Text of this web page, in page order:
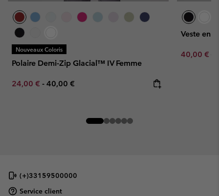
Nouveaux Coloris
Polaire Demi-Zip Glacial™ IV Femme
Minimum sale price:
24,00 € - Maximum price:
40,00 €
Veste en
Sale price:
40,00 €
(+)33159500000
Service client